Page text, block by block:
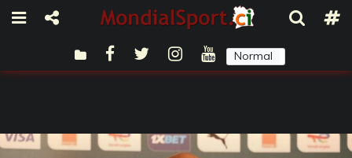
Normal